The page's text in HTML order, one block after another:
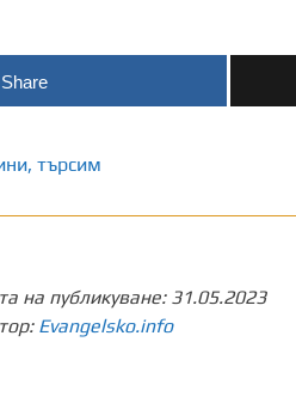
Share
, търсим
на публикуване: 31.05.2023
Evangelsko.info